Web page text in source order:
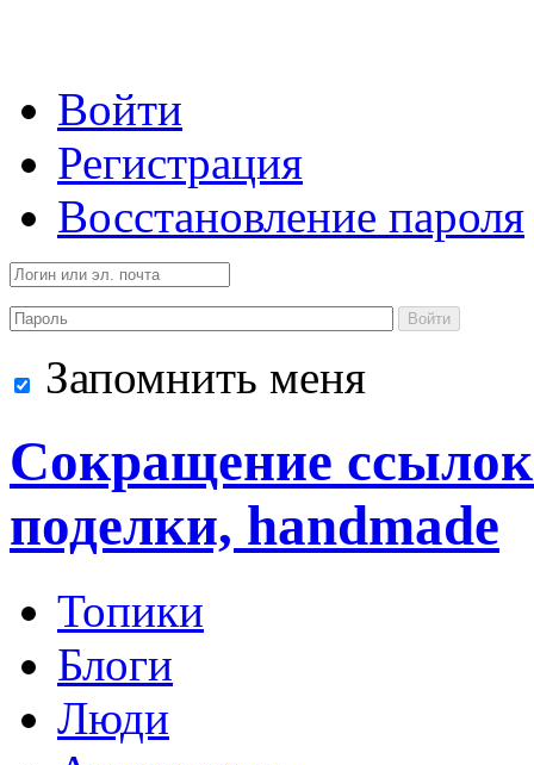
Войти
Регистрация
Восстановление пароля
Войти
Запомнить меня
Сокращение
поделки, handmade
Топики
Блоги
Люди